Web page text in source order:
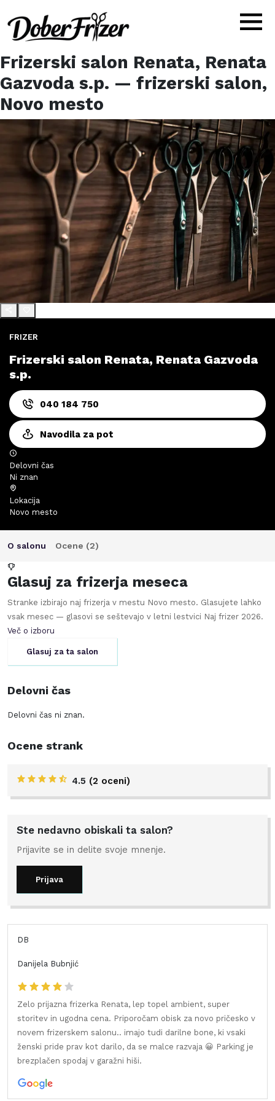
Frizerski salon Renata, Renata
Gazvoda s.p. — frizerski salon,
Novo mesto
FRIZER
Frizerski salon Renata, Renata Gazvoda
s.p.
040 184 750
Navodila za pot
Delovni čas
Ni znan
Lokacija
Novo mesto
O salonu Ocene (2)
Glasuj za frizerja meseca
Stranke izbirajo naj frizerja v mestu Novo mesto. Glasujete lahko
vsak mesec — glasovi se seštevajo v letni lestvici Naj frizer 2026.
Več o izboru
Glasuj za ta salon
Delovni čas
Delovni čas ni znan.
Ocene strank
4.5 (2 oceni)
Ste nedavno obiskali ta salon?
Prijavite se in delite svoje mnenje.
Prijava
DB
Danijela Bubnjić
Zelo prijazna frizerka Renata, lep topel ambient, super
storitev in ugodna cena. Priporočam obisk za novo pričesko v
novem frizerskem salonu.. imajo tudi darilne bone, ki vsaki
ženski pride prav kot darilo, da se malce razvaja 😀 Parking je
brezplačen spodaj v garažni hiši.